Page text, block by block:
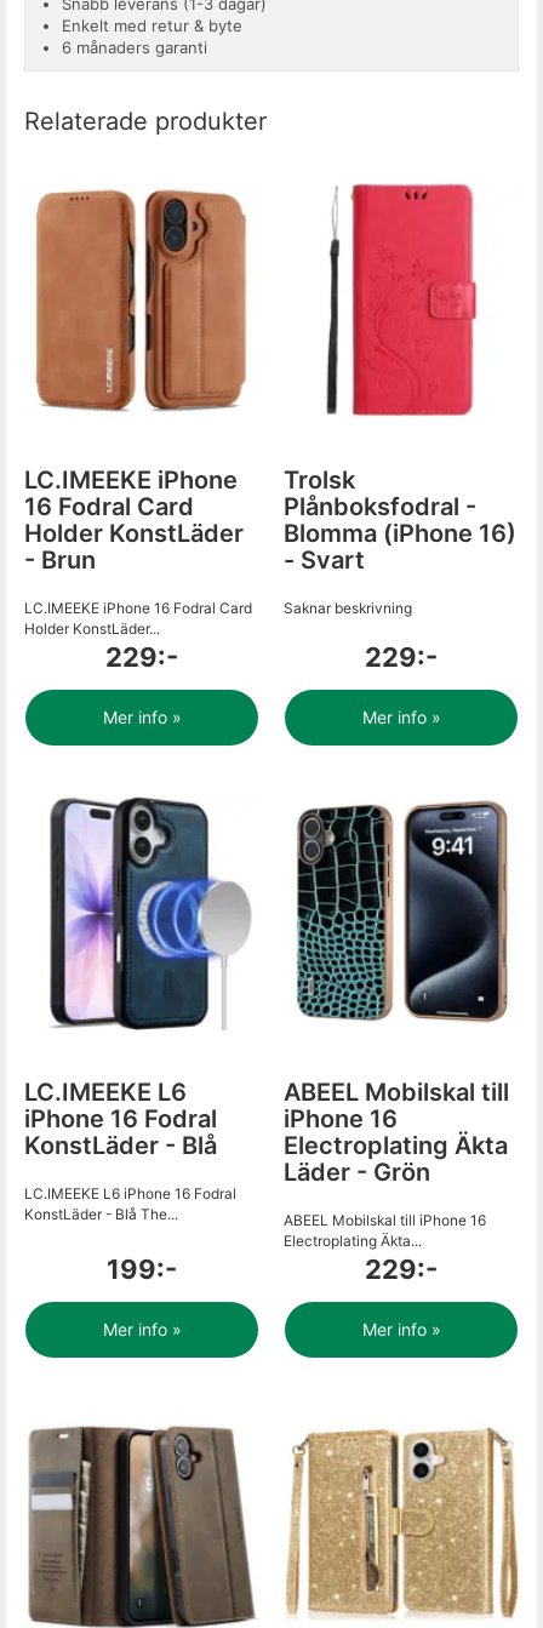
Enkelt med retur & byte
6 månaders garanti
Relaterade produkter
LC.IMEEKE iPhone
16 Fodral Card
Holder KonstLäder
- Brun
LC.IMEEKE iPhone 16 Fodral Card
Holder KonstLäder...
229:-
Mer info »
Trolsk
Plånboksfodral -
Blomma (iPhone 16)
- Svart
Saknar beskrivning
229:-
Mer info »
LC.IMEEKE L6
iPhone 16 Fodral
KonstLäder - Blå
LC.IMEEKE L6 iPhone 16 Fodral
KonstLäder - Blå The...
199:-
Mer info »
ABEEL Mobilskal till
iPhone 16
Electroplating Äkta
Läder - Grön
ABEEL Mobilskal till iPhone 16
Electroplating Äkta...
229:-
Mer info »